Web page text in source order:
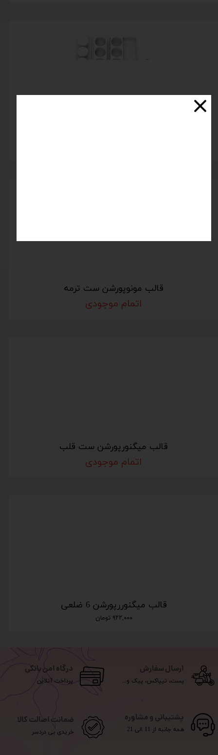
قالب مونوپورشن ست ترمه
اتمام موجودی
قالب میگنورپورشن ست قلب
اتمام موجودی
قالب میگنوررپورشن 6 ضلعی
۹۲۲,۰۰۰ تومان
ارسال سفارش
پست، تیپاکس، پیک و...
درگاه امن بانکی
پرداخت آنلاین
پشتیبانی و مشاوره
همه جانبه از 11 الی 21
ضمانت اصالت کالا
خریدی بی دردسر